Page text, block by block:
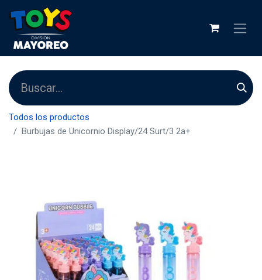
Todos los productos
Burbujas de Unicornio Display/24 Surt/3 2a+